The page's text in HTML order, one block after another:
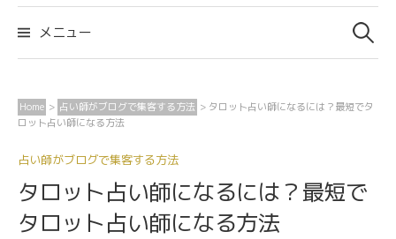
メニュー
検
索:
Home > 占い師がブログで集客する方法 > タロット占い師になるには？最短でタ
ロット占い師になる方法
占い師がブログで集客する方法
タロット占い師になるには？最短で
タロット占い師になる方法